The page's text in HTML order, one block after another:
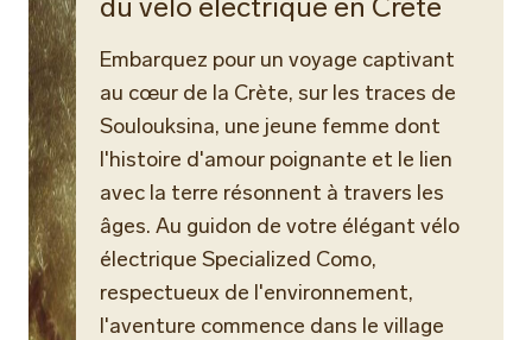
Embarquez pour un voyage captivant
au cœur de la Crète, sur les traces de
Soulouksina, une jeune femme dont
l'histoire d'amour poignante et le lien
avec la terre résonnent à travers les
âges. Au guidon de votre élégant vélo
électrique Specialized Como,
respectueux de l'environnement,
l'aventure commence dans le village